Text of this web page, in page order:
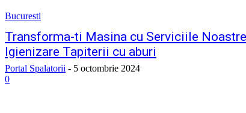
Bucuresti
Transforma-ti Masina cu Serviciile
Igienizare Tapiterii cu aburi
Portal Spalatorii - 5 octombrie 2024
0